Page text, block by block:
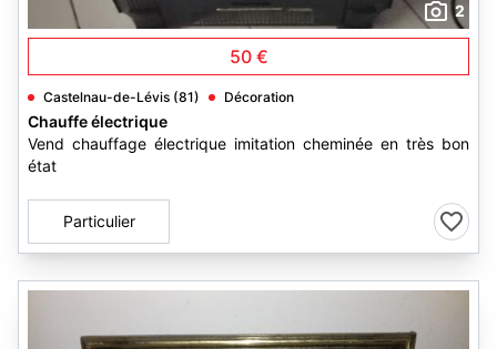
2
50 €
Castelnau-de-Lévis (81) Décoration
Chauffe électrique
Vend chauffage électrique imitation cheminée en très bon
état
Particulier